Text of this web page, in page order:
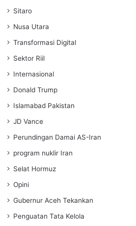
Sitaro
Nusa Utara
Transformasi Digital
Sektor Riil
Internasional
Donald Trump
Islamabad Pakistan
JD Vance
Perundingan Damai AS-Iran
program nuklir Iran
Selat Hormuz
Opini
Gubernur Aceh Tekankan
Penguatan Tata Kelola